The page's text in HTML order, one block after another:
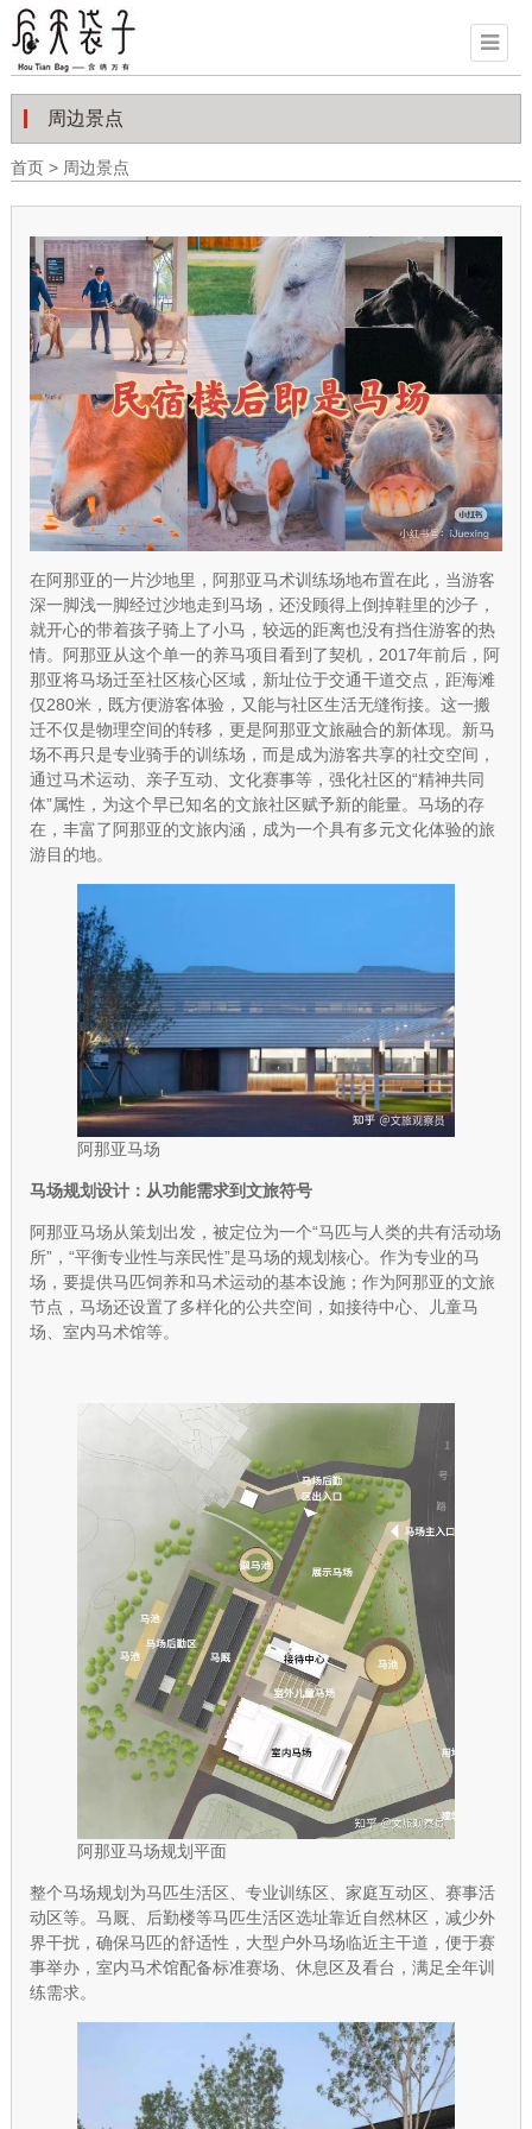
周边景点
首页> 周边景点
在阿那亚的一片沙地里，阿那亚马术训练场地布置在此，当游客
深一脚浅一脚经过沙地走到马场，还没顾得上倒掉鞋里的沙子，
就开心的带着孩子骑上了小马，较远的距离也没有挡住游客的热
情。阿那亚从这个单一的养马项目看到了契机，2017年前后，阿
那亚将马场迁至社区核心区域，新址位于交通干道交点，距海滩
仅280米，既方便游客体验，又能与社区生活无缝衔接。这一搬
迁不仅是物理空间的转移，更是阿那亚文旅融合的新体现。新马
场不再只是专业骑手的训练场，而是成为游客共享的社交空间，
通过马术运动、亲子互动、文化赛事等，强化社区的“精神共同
体”属性，为这个早已知名的文旅社区赋予新的能量。马场的存
在，丰富了阿那亚的文旅内涵，成为一个具有多元文化体验的旅
游目的地。
阿那亚马场
马场规划设计：从功能需求到文旅符号
阿那亚马场从策划出发，被定位为一个“马匹与人类的共有活动场
所”，“平衡专业性与亲民性”是马场的规划核心。作为专业的马
场，要提供马匹饲养和马术运动的基本设施；作为阿那亚的文旅
节点，马场还设置了多样化的公共空间，如接待中心、儿童马
场、室内马术馆等。
阿那亚马场规划平面
整个马场规划为马匹生活区、专业训练区、家庭互动区、赛事活
动区等。马厩、后勤楼等马匹生活区选址靠近自然林区，减少外
界干扰，确保马匹的舒适性，大型户外马场临近主干道，便于赛
事举办，室内马术馆配备标准赛场、休息区及看台，满足全年训
练需求。